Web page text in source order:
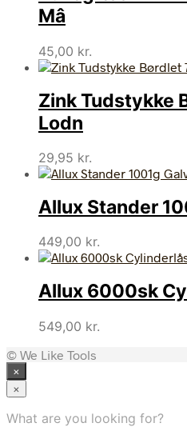
Mâ
45,00 kr.
Zink Tudstykke
Lodn
29,95 kr.
Allux Stander
449,00 kr.
Allux 6000sk
549,00 kr.
© We Like Tools
×
×
What are you looking for?